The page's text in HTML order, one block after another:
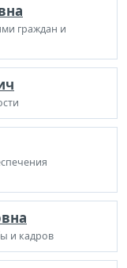
граждан и
и кадров